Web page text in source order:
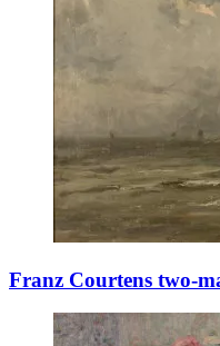
Franz Courtens two-